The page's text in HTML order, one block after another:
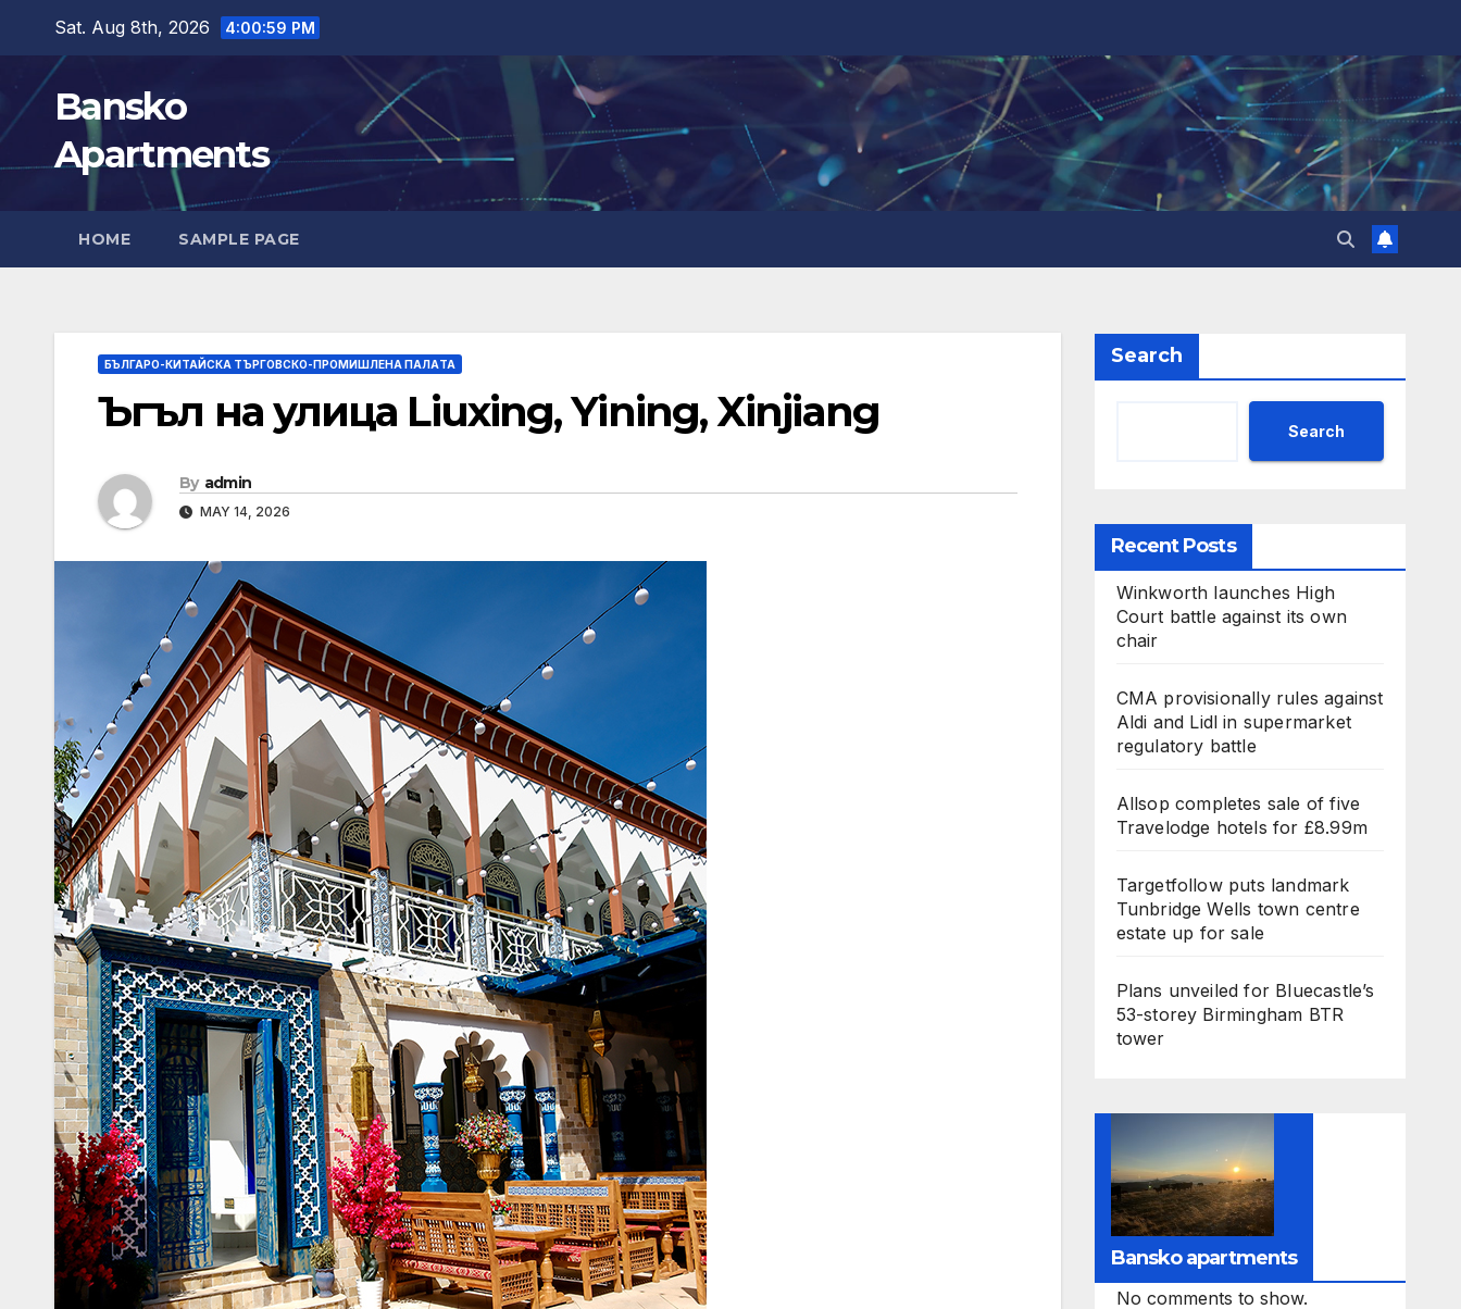
content
Sat. Aug 8th, 2026 4:01:01 PM
Bansko
Apartments
HOME SAMPLE PAGE
БЪЛГАРО-КИТАЙСКА ТЪРГОВСКО-ПРОМИШЛЕНА ПАЛAТА
Ъгъл на улица Liuxing, Yining, Xinjiang
By admin
MAY 14, 2026
Search
Search
Recent Posts
Winkworth launches High
Court battle against its own
chair
CMA provisionally rules against
Aldi and Lidl in supermarket
regulatory battle
Allsop completes sale of five
Travelodge hotels for £8.99m
Targetfollow puts landmark
Tunbridge Wells town centre
estate up for sale
Plans unveiled for Bluecastle’s
53-storey Birmingham BTR
tower
Bansko apartments
No comments to show.